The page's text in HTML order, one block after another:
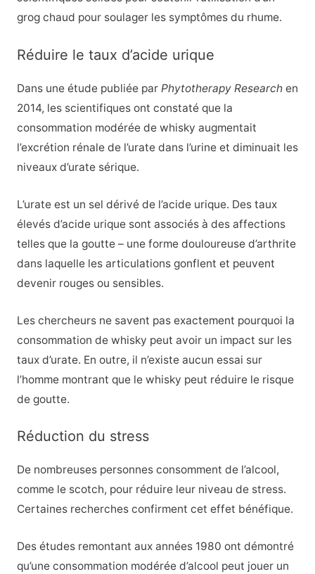
grog chaud pour soulager les symptômes du rhume.
Réduire le taux d’acide urique
Dans une étude publiée par Phytotherapy Researchen
2014, les scientifiques ont constaté que la
consommation modérée de whisky augmentait
l’excrétion rénale de l’urate dans l’urine et diminuait les
niveaux d’urate sérique.
L’urate est un sel dérivé de l’acide urique. Des taux
élevés d’acide urique sont associés à des affections
telles que la goutte – une forme douloureuse d’arthrite
dans laquelle les articulations gonflent et peuvent
devenir rouges ou sensibles.
Les chercheurs ne savent pas exactement pourquoi la
consommation de whisky peut avoir un impact sur les
taux d’urate. En outre, il n’existe aucun essai sur
l’homme montrant que le whisky peut réduire le risque
de goutte.
Réduction du stress
De nombreuses personnes consomment de l’alcool,
comme le scotch, pour réduire leur niveau de stress.
Certaines recherches confirment cet effet bénéfique.
Des études remontant aux années 1980 ont démontré
qu’une consommation modérée d’alcool peut jouer un